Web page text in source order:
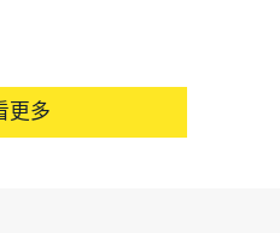
更多